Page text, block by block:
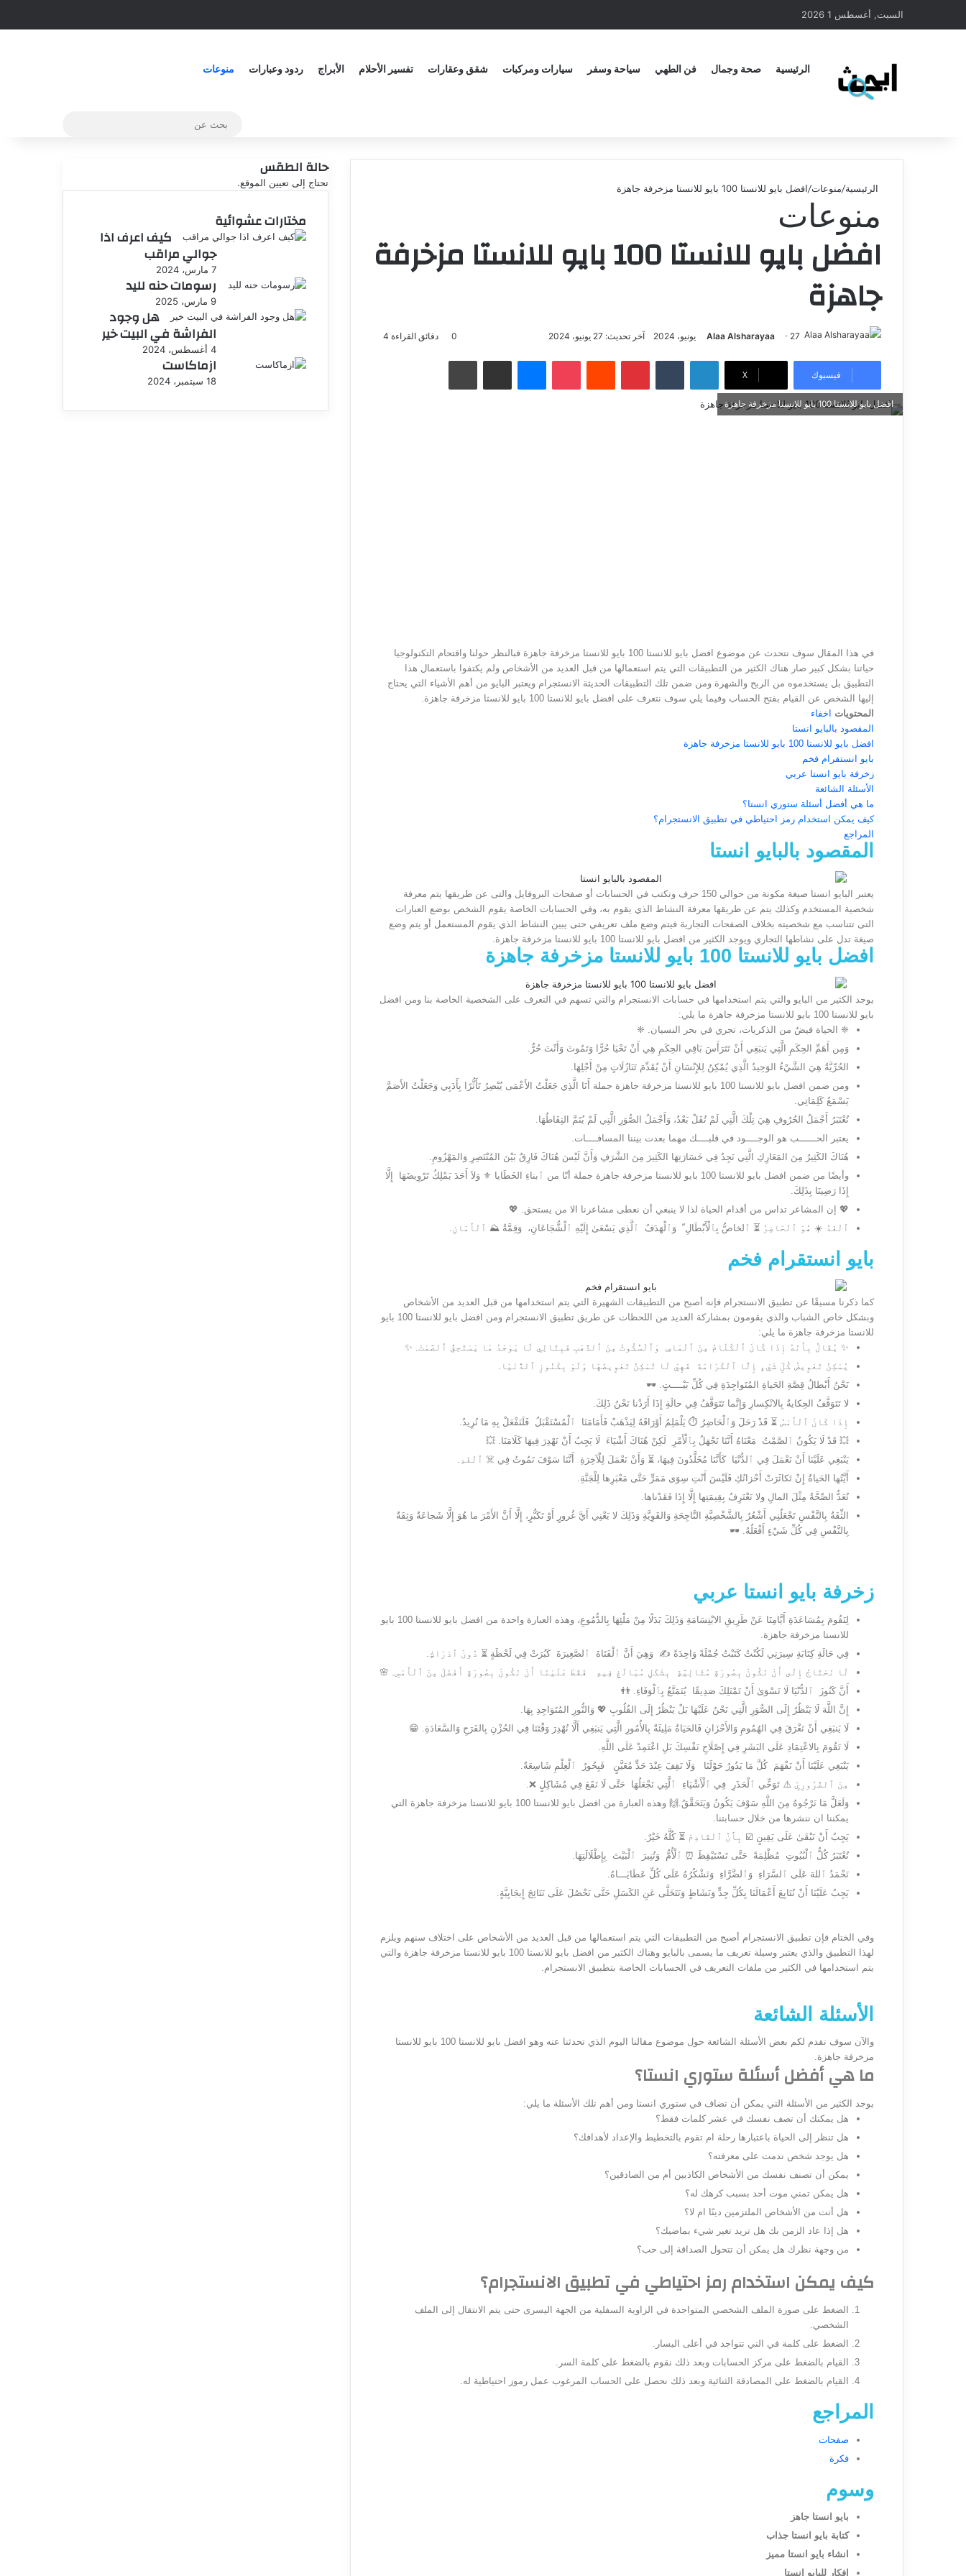
السبت, أغسطس 1 2026
الرئيسية صحة وجمال فن الطهي سياحة وسفر سيارات ومركبات شقق وعقارات تفسير الأحلام الأبراج ردود وعبارات منوعات
الرئيسية/منوعات/افضل بايو للانستا 100 بايو للانستا مزخرفة جاهزة
منوعات
افضل بايو للانستا 100 بايو للانستا مزخرفة
جاهزة
Alaa Alsharayaa 27 يونيو، 2024 آخر تحديث: 27 يونيو، 2024 0 دقائق القراءة 4
فيسبوك X
افضل بايو للانستا 100 بايو للانستا مزخرفة جاهزة
في هذا المقال سوف نتحدث عن موضوع افضل بايو للانستا 100 بايو للانستا مزخرفة جاهزة فبالنظر حولنا واقتحام التكنولوجيا
حياتنا بشكل كبير صار هناك الكثير من التطبيقات التي يتم استعمالها من قبل العديد من الأشخاص ولم يكتفوا باستعمال هذا
التطبيق بل يستخدموه من الربح والشهرة ومن ضمن تلك التطبيقات الحديثة الانستجرام ويعتبر البايو من أهم الأشياء التي يحتاج
إليها الشخص عن القيام بفتح الحساب وفيما يلي سوف نتعرف على افضل بايو للانستا 100 بايو للانستا مزخرفة جاهزة.
المحتويات اخفاء
المقصود بالبايو انستا
افضل بايو للانستا 100 بايو للانستا مزخرفة جاهزة
بايو انستقرام فخم
زخرفة بايو انستا عربي
الأسئلة الشائعة
ما هي أفضل أسئلة ستوري انستا؟
كيف يمكن استخدام رمز احتياطي في تطبيق الانستجرام؟
المراجع
المقصود بالبايو انستا
يعتبر البايو انستا صيغة مكونة من حوالي 150 حرف وتكتب في الحسابات أو صفحات البروفايل والتى عن طريقها يتم معرفة
شخصية المستخدم وكذلك يتم عن طريقها معرفة النشاط الذي يقوم به، وفي الحسابات الخاصة يقوم الشخص بوضع العبارات
التى تتناسب مع شخصيته بخلاف الصفحات التجارية فيتم وضع ملف تعريفي حتى يبين النشاط الذي يقوم المستعمل أو يتم وضع
صيغة تدل على نشاطها التجاري ويوجد الكثير من افضل بايو للانستا 100 بايو للانستا مزخرفة جاهزة.
افضل بايو للانستا 100 بايو للانستا مزخرفة جاهزة
يوجد الكثير من البايو والتي يتم استخدامها في حسابات الانستجرام والتي تسهم في التعرف على الشخصية الخاصة بنا ومن افضل
بايو للانستا 100 بايو للانستا مزخرفة جاهزة ما يلي:
❈ الحياة فيضٌ من الذكريات، تجري في بحر النسيان. ❈
وَمِن أَهَمِّ الحِكَمِ الَّتِي يَنبَغِي أَنْ تَتَرَأَسَ بَاقِي الحِكَمِ هِي أَنْ تَحْيَا حُرًّا وَتَمُوتَ وَأَنْتَ حُرٌّ.
الحُرِّيَّةُ هِيَ الشَّيْءُ الوَحِيدُ الَّذِي يُمْكِنُ لِلإِنْسَانِ أَنْ يُقَدِّمَ تَنَازُلَاتٍ مِنْ أَجْلِهَا.
ومن ضمن افضل بايو للانستا 100 بايو للانستا مزخرفة جاهزة جملة أَنَا الَّذِي جَعَلْتُ الأَعْمَى يُبْصِرُ تَأَثُّرًا بِأَدَبِي وَجَعَلْتُ الأَصَمَّ
يَسْمَعُ كَلِمَاتِي.
تُعْتَبَرُ أَجْمَلُ الحُرُوفِ هِيَ تِلْكَ الَّتِي لَمْ تُقَلْ بَعْدُ، وَأَجْمَلُ الصُّوَرِ الَّتِي لَمْ يُتَمَّ التِقَاطُهَا.
يعتبر الحــــــب هو الوجــــود في قلبــــك مهما بعدت بيننا المسافــــات.
هُنَاكَ الكَثِيرُ مِنَ المَعَارِكِ الَّتِي نَجِدُ فِي خَسَارَتِهَا الكَثِيرَ مِنَ الشَّرَفِ وَأَنَّ لَيْسَ هُنَاكَ فَارِقٌ بَيْنَ المُنْتَصِرِ وَالمَهْزُومِ.
وأيضًا من ضمن افضل بايو للانستا 100 بايو للانستا مزخرفة جاهزة جملة أنّا من ٱبناءِ الخَطَايا ⚜️ وَلاَ أَحَدَ يَمْلِكُ تَرْوِيضَهَا ️ إِلَّا
إِذَا رَضِينَا بِذَلِكَ.
💖 إن المشاعر تداس من أقدام الحياة لذا لا ينبغي أن نعطى مشاعرنا الا من يستحق. 💖
ٱلْغَدُ ☀️ هُوَ ٱلْحَاضِرُ ⏳ ٱلخاصُّ بِٱلْأَبْطَالِ ّ وَٱلْهَدَفُ ٱلَّذِي يَسْعَىٰ إِلَيْهِ ٱلْشُّجَاعَانِ، وَقِمَّةُ ⛰️ ٱلْأَمَانِ.
بايو انستقرام فخم
كما ذكرنا مسيقًا عن تطبيق الانستجرام فإنه أصبح من التطبيقات الشهيرة التي يتم استخدامها من قبل العديد من الأشخاص
وبشكل خاص الشباب والذي يقومون بمشاركة العديد من اللحظات عن طريق تطبيق الانستجرام ومن افضل بايو للانستا 100 بايو
للانستا مزخرفة جاهزة ما يلي:
✨ يُقَالُ بِأَنّهُ إِذَا كَانَ ٱلْكَلَامُ مِنَ ٱلْمَاسِ وَٱلْسُّكُوتُ مِنَ ٱلذَّهَبِ فَبِتَالِي لَا يَوْجَدُ مَا يَسْتَحِقُّ ٱلصَّمْتَ. ✨
يُمْكِنُ تَعْوِيضُ كُلِّ شَيْءٍ إِلَّا ٱلْكَرَامَةَ فَهِيَ لَا تُمْكِنُ تَعْوِيضَهَا وَلَوْ بِكَنُوزِ ٱلدُّنْيَا.
نَحْنُ أَبْطالُ قِصَّةِ الحَياةِ المُتَواجِدَةِ فِي كُلِّ بَيْــــتٍ. 🕶️
لا تَتَوَقَّفُ الحِكايةُ بِالانْكِسارِ وَإِنَّما تَتَوَقَّفُ فِي حالَةِ إِذَا أَرَدْنا نَحْنُ ذَلِكَ.
إِذَا كَانَ ٱلْأَمْسُ ⏳ قَدْ رَحَلَ وَٱلْحَاضِرُ ⏱️ يَلْمَلِمُ أَوْرَاقَهُ لِيَذْهَبْ فَأَمَامَنَا ٱلْمُسْتَقْبَلُ فَلَنَفْعَلْ بِهِ مَا نُرِيدُ.
💥 قَدْ لَا يَكُونُ ٱلصَّمْتُ مَعْنَاهُ أَنَّنَا نَجْهَلُ بِٱلْأَمْرِ لَكِنْ هُنَاكَ أَشْيَاءَ لَا يَجِبُ أَنْ نَهْدِرَ فِيهَا كَلَامَنَا. 💥
يَنْبَغِي عَلَيْنَا أَنْ نَعْمَلَ فِي ٱلدُّنْيَا كَأَنَّنَا مُخَلَّدُونَ فِيهَا، ⏳ وَأَنْ نَعْمَلَ لِلْآخِرَةِ أَنَّنَا سَوْفَ نَمُوتُ فِي ☠️ ٱلْغَدِ.
أَيَّتُها الحَياةُ إِنْ تَكاثَرَتْ أَحْزانُكِ فَلَيْسَ أَنْتِ سِوَى مَمَرٍّ حَتَّى مَعْبَرِها لِلْجَنَّةِ.
تُعَدُّ الصِّحَّةُ مِثْلَ المالِ ولا نَعْتَرِفُ بِقِيمَتِها إِلَّا إِذَا فَقَدْناها.
الثِّقَةُ بِالنَّفْسِ تَجْعَلُنِي أَشْعُرُ بِالشَّخْصِيَّةِ النَّاجِحَةِ وَالقَوِيَّةِ وَذَلِكَ لا يَعْنِي أَيَّ غُرورٍ أَوْ تَكَبُّرٍ، إِلَّا أَنَّ الأَمْرَ ما هُوَ إِلَّا شَجاعَةٌ وَثِقَةٌ
بِالنَّفْسِ فِي كُلِّ شَيْءٍ أَفْعَلُهُ. 🕶️
زخرفة بايو انستا عربي
لِنَقُومَ بِمُسَاعَدَةِ أَيَّامِنَا عَنْ طَرِيقِ الابْتِسَامَةِ وَذَلِكَ بَدَلًا مِنْ مَلْئِهَا بِالدُّمُوعِ، وهذه العبارة واحدة من افضل بايو للانستا 100 بايو
للانستا مزخرفة جاهزة.
فِي حَالَةِ كِتَابَةِ سِيرَتِي لَكُنْتُ كَتَبْتُ جُمْلَةً وَاحِدَةً ✍️ وَهِيَ أَنَّ ٱلْفَتَاةَ ٱلصَّغِيرَةَ كَبُرَتْ فِي لَحْظَةٍ ⏳ دُونَ ٱدْرَاكٍ.
لَا نَحْتَاجُ إِلَى أَنْ نَكُونَ بِصُورَةٍ مُثَالِيَّةٍ بِشَكْلٍ مُبَالَغٍ فِيهِ فَقَطْ عَلَيْنَا أَنْ نَكُونَ بِصُورَةٍ أَفْضَلَ مِنَ ٱلْأَمْسِ. 🌸
أَنَّ كَنُوزَ ٱلدُّنْيَا لَا تَسْوَىٰ أَنْ تَمْتَلِكَ صَدِيقًا ‍‍ يُتَمَتَّعُ بِٱلْوَفَاءِ. 👬
إِنَّ اللَّهَ لَا يَنْظُرُ إِلَى الصُّوَرِ الَّتِي نَحْنُ عَلَيْهَا بَلْ يَنْظُرُ إِلَى القُلُوبِ 💖 وَالنُّورِ المُتَوَاجِدِ بِهَا.
لَا يَنبَغِي أَنْ نَغْرَقَ فِي الهُمُومِ وَالأَحْزَانِ فَالحَيَاةُ مَلِيئَةٌ بِالأُمُورِ الَّتِي يَنبَغِي أَلَّا نُهْدِرَ وَقْتَنَا فِي الحُزْنِ بِالفَرَحِ وَالسَّعَادَةِ. 😁
لَا تَقُومَ بِالاعْتِمَادِ عَلَى البَشَرِ فِي إِصْلَاحِ نَفْسِكَ بَلِ اعْتَمِدْ عَلَى اللَّهِ.
يَنْبَغِي عَلَيْنَا أَنْ نَفْهَمَ كُلَّ مَا يَدُورُ حَوْلَنَا وَلَا نَقِفَ عِنْدَ حَدٍّ مُعَيَّنٍ فَبِحُورُ ٱلْعِلْمِ شَاسِعَةٌ.
مِنَ ٱلضَّرُورِيِّ ⚠️ تَوَخِّي ٱلْحَذَرِ فِي ٱلْأَشْيَاءِ ٱلَّتِي نَجْعَلُهَا حَتَّى لَا نَقَعَ فِي مُشَاكِلٍ ❌.
وَلَعَلَّ مَا نَرْجُوهُ مِنَ اللَّهِ سَوْفَ يَكُونُ وَيَتَحَقَّقُ.🙌 وهذه العبارة من افضل بايو للانستا 100 بايو للانستا مزخرفة جاهزة التي
يمكننا ان ننشرها من خلال حسابتنا.
يَجِبُ أَنْ نَبْقَىٰ عَلَى يَقِينٍ ☑️ بِأَنَّ ٱلْقَادِمَ ⏳ كُلَّهُ خَيْرٌ.
تُعْتَبَرُ كُلُّ ٱلْبُيُوتِ مُظْلِمَةً حَتَّى تَسْتَيْقِظَ ⏰ ٱلْأُمُّ وَتُنِيرَ ٱلْبَيْتَ بِإِطْلَالَتِهَا.
نَحْمَدُ ٱللهَ عَلَى ٱلسَّرَاءِ وَٱلضَّرَّاءِ وَنَشْكُرُهُ عَلَى كُلِّ عَطَايَـــاهُ.
يَجِبُ عَلَيْنَا أَنْ نُتَابِعَ أَعْمَالَنَا بِكُلِّ جِدٍّ وَنَشَاطٍ وَنَتَخَلَّى عَنِ الكَسَلِ حَتَّى نَحْصُلَ عَلَى نَتَائِجَ إِيجَابِيَّةٍ.
وفي الختام فإن تطبيق الانستجرام أصبح من التطبيقات التي يتم استعمالها من قبل العديد من الأشخاص على اختلاف سنهم ويلزم
لهذا التطبيق والذي يعتبر وسيلة تعريف ما يسمى بالبايو وهناك الكثير من افضل بايو للانستا 100 بايو للانستا مزخرفة جاهزة والتي
يتم استخدامها في الكثير من ملفات التعريف في الحسابات الخاصة بتطبيق الانستجرام.
الأسئلة الشائعة
والآن سوف نقدم لكم بعض الأسئلة الشائعة حول موضوع مقالنا اليوم الذي تحدثنا عنه وهو افضل بايو للانستا 100 بايو للانستا
مزخرفة جاهزة.
ما هي أفضل أسئلة ستوري انستا؟
يوجد الكثير من الأسئلة التي يمكن أن تضاف في ستوري انستا ومن أهم تلك الأسئلة ما يلي:
هل يمكنك أن تصف نفسك في عشر كلمات فقط؟
هل تنظر إلى الحياة باعتبارها رحلة ام تقوم بالتخطيط والإعداد لأهدافك؟
هل يوجد شخص ندمت على معرفته؟
يمكن أن تصنف نفسك من الأشخاص الكاذبين أم من الصادقين؟
هل يمكن تمني موت أحد بسبب كرهك له؟
هل أنت من الأشخاص الملتزمين دينًا ام لا؟
هل إذا عاد الزمن بك هل تريد تغير شيء بماضيك؟
من وجهة نظرك هل يمكن أن تتحول الصداقة إلى حب؟
كيف يمكن استخدام رمز احتياطي في تطبيق الانستجرام؟
الضغط على صورة الملف الشخصي المتواجدة في الزاوية السفلية من الجهة اليسرى حتى يتم الانتقال إلى الملف
الشخصي.
الضغط على كلمة في التي تتواجد في أعلى اليسار.
القيام بالضغط على مركز الحسابات وبعد ذلك نقوم بالضغط على كلمة السر.
القيام بالضغط على المصادقة الثنائية وبعد ذلك نحصل على الحساب المرغوب عمل رموز احتياطية له.
المراجع
صفحات
فكرة
وسوم
بايو انستا جاهز
كتابة بايو انستا جذاب
انشاء بايو انستا مميز
افكار للبايو انستا
حالة الطقس
تحتاج إلى تعيين الموقع.
مختارات عشوائية
كيف اعرف اذا
جوالي مراقب
7 مارس، 2024
رسومات حنه لليد
9 مارس، 2025
هل وجود
الفراشة في البيت خير
4 أغسطس، 2024
ازماكاست
18 سبتمبر، 2024